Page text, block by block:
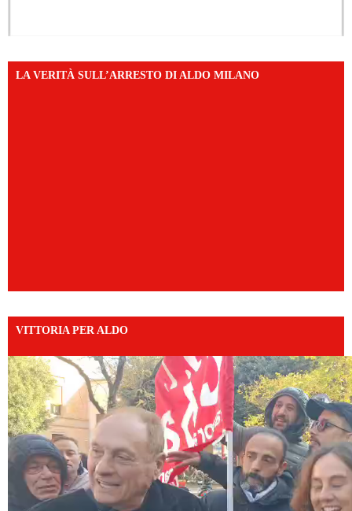
LA VERITÀ SULL’ARRESTO DI ALDO MILANO
VITTORIA PER ALDO